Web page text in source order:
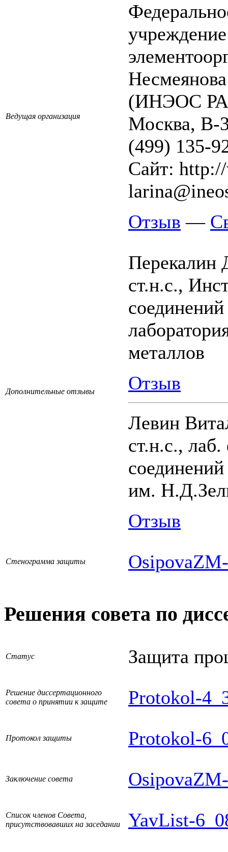
Ведущая организация
(ИНЭОС
Москва, В-
(499) 135-
Сайт:
Отзыв —
Дополнительные отзывы
Перекалин
ст.н.с.,
металлов
Отзыв
Левин
ст.н.с.,
им.
Отзыв
Стенограмма защиты
Решения совета по
Статус Защита
Решение диссертационного
совета о принятии к защите
Protokol-
Протокол защиты Protokol-
Заключение совета
Список членов Совета,
присутствовавших на заседании
YavList-